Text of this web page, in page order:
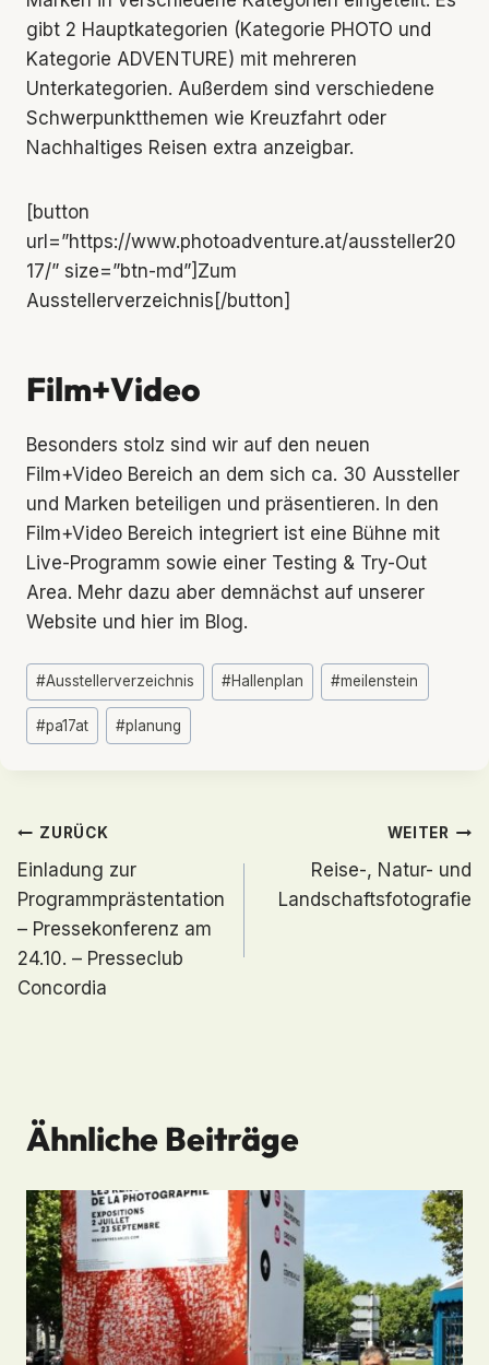
gibt 2 Hauptkategorien (Kategorie PHOTO und
Kategorie ADVENTURE) mit mehreren
Unterkategorien. Außerdem sind verschiedene
Schwerpunktthemen wie Kreuzfahrt oder
Nachhaltiges Reisen extra anzeigbar.
[button
url=”https://www.photoadventure.at/aussteller20
17/” size=”btn-md”]Zum
Ausstellerverzeichnis[/button]
Film+Video
Besonders stolz sind wir auf den neuen
Film+Video Bereich an dem sich ca. 30 Aussteller
und Marken beteiligen und präsentieren. In den
Film+Video Bereich integriert ist eine Bühne mit
Live-Programm sowie einer Testing & Try-Out
Area. Mehr dazu aber demnächst auf unserer
Website und hier im Blog.
Schlagworte:
#Ausstellerverzeichnis #Hallenplan #meilenstein
#pa17at #planung
Beitragsnavigation
ZURÜCK
Einladung zur
Programmprästentation
– Pressekonferenz am
24.10. – Presseclub
Concordia
WEITER
Reise-, Natur- und
Landschaftsfotografie
Ähnliche Beiträge